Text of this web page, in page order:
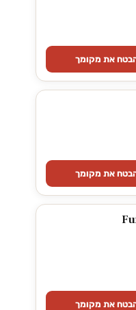
את מקומך
את מקומך
את מקומך